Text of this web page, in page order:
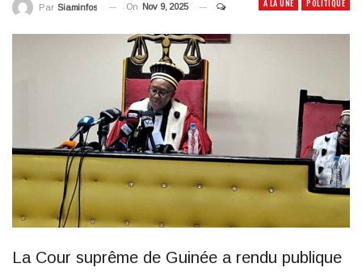
À LA UNE POLITIQUE
Par Siaminfos On Nov 9, 2025
La Cour suprême de Guinée a rendu publique